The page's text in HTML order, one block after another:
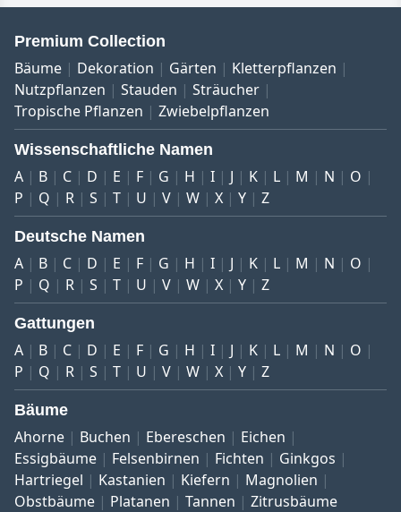
Premium Collection
Bäume Dekoration Gärten
Kletterpflanzen
Nutzpflanzen
Stauden
Sträucher
Tropische Pflanzen
Zwiebelpflanzen
Wissenschaftliche Namen
A B C D E F G H I J K L M N
O
P
Q R S T U V W X Y Z
Deutsche Namen
A B C D E F G H I J K L M N
O
P
Q R S T U V W X Y Z
Gattungen
A B C D E F G H I J K L M N
O
P
Q R S T U V W X Y Z
Bäume
Ahorne Buchen Ebereschen
Eichen
Essigbäume
Felsenbirnen Fichten
Ginkgos
Hartriegel
Kastanien Kiefern
Magnolien
Obstbäume
Platanen Tannen Zitrusbäume